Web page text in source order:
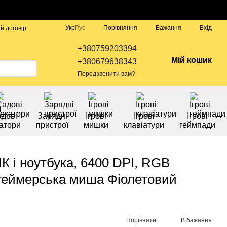
договір
УкрРус Порівняння Бажання Вхід
+380759203394
+380679638343
Передзвонити вам?
Мій кошик
Зарядні
пристрої
Ігрові
мишки
Ігрові
клавіатури
Ігрові
геймпади
і ноутбука, 6400 DPI, RGB
миша Фіолетовий
Порівняти В бажання